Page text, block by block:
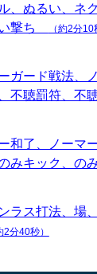
、ぬるい、ネ
撃ち
（約2分10
ガード戦法、
不聴罰符、不
和了、ノーマ
みキック、の
ラス打法、場
2分40秒）